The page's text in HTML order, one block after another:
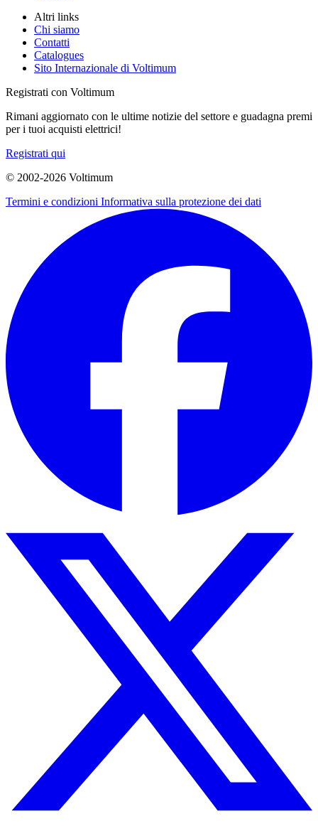
Altri links
Chi siamo
Contatti
Catalogues
Sito Internazionale di Voltimum
Registrati con Voltimum
Rimani aggiornato con le ultime notizie del settore e guadagna premi
per i tuoi acquisti elettrici!
Registrati qui
© 2002-2026 Voltimum
Termini e condizioni Informativa sulla protezione dei dati